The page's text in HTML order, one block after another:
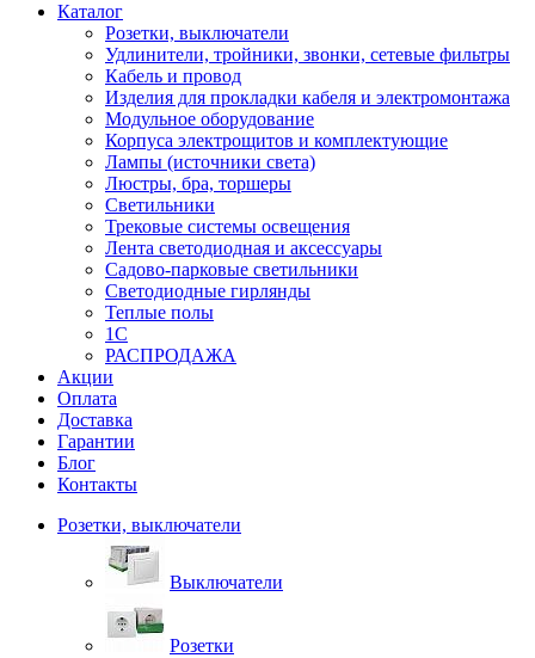
Каталог
Розетки, выключатели
Удлинители, тройники, звонки, сетевые фильтры
Кабель и провод
Изделия для прокладки кабеля и электромонтажа
Модульное оборудование
Корпуса электрощитов и комплектующие
Лампы (источники света)
Люстры, бра, торшеры
Светильники
Трековые системы освещения
Лента светодиодная и аксессуары
Садово-парковые светильники
Светодиодные гирлянды
Теплые полы
1С
РАСПРОДАЖА
Акции
Оплата
Доставка
Гарантии
Блог
Контакты
Розетки, выключатели
Выключатели
Розетки